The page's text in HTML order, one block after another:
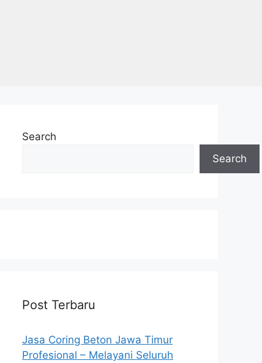
Search
Search
Post Terbaru
Jasa Coring Beton Jawa Timur
Profesional – Melayani Seluruh